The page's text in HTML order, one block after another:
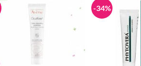
-34%